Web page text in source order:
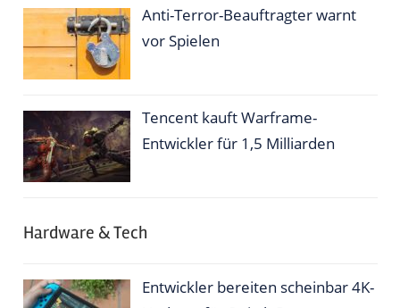
Anti-Terror-Beauftragter warnt
vor Spielen
Tencent kauft Warframe-
Entwickler für 1,5 Milliarden
Hardware & Tech
Entwickler bereiten scheinbar 4K-